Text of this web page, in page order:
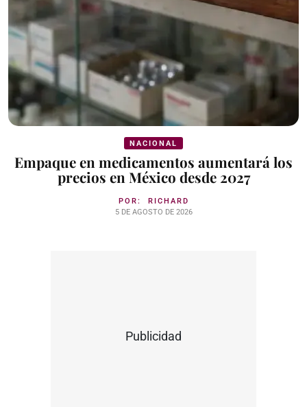
NACIONAL
Empaque en medicamentos aumentará los
precios en México desde 2027
POR: RICHARD
5 DE AGOSTO DE 2026
Publicidad